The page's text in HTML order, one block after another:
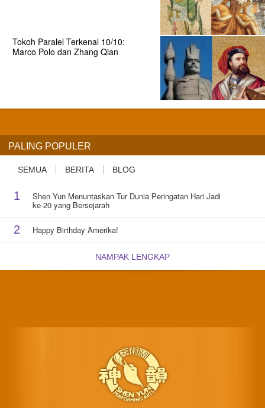
Tokoh Paralel Terkenal 10/10:
Marco Polo dan Zhang Qian
PALING POPULER
SEMUA BERITA BLOG
1 Shen Yun Menuntaskan Tur Dunia Peringatan Hari Jadi
ke-20 yang Bersejarah
2 Happy Birthday Amerika!
NAMPAK LENGKAP